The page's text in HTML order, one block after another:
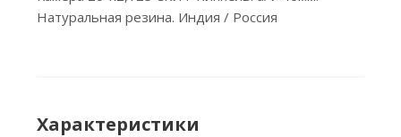
Натуральная резина. Индия / Россия
Характеристики